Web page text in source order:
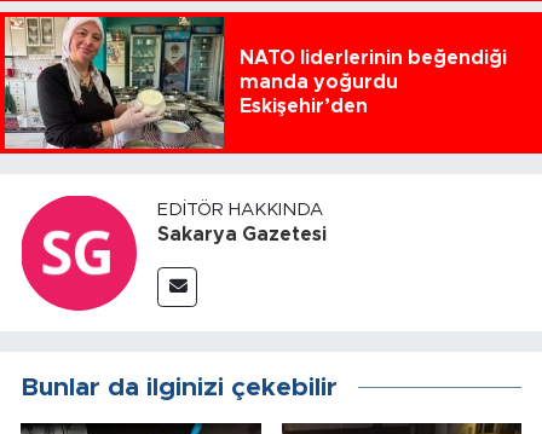
NATO liderlerinin beğendiği
manda yoğurdu
Eskişehir’den
EDITÖR HAKKINDA
Sakarya Gazetesi
Bunlar da ilginizi çekebilir